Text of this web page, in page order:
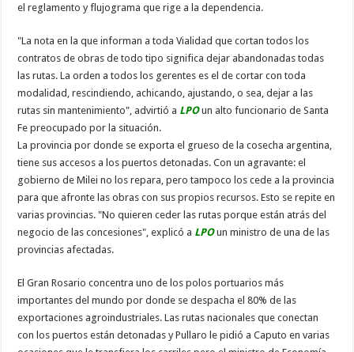
el reglamento y flujograma que rige a la dependencia.
"La nota en la que informan a toda Vialidad que cortan todos los
contratos de obras de todo tipo significa dejar abandonadas todas
las rutas. La orden a todos los gerentes es el de cortar con toda
modalidad, rescindiendo, achicando, ajustando, o sea, dejar a las
rutas sin mantenimiento", advirtió a LPOun alto funcionario de Santa
Fe preocupado por la situación.
La provincia por donde se exporta el grueso de la cosecha argentina,
tiene sus accesos a los puertos detonadas. Con un agravante: el
gobierno de Milei no los repara, pero tampoco los cede a la provincia
para que afronte las obras con sus propios recursos. Esto se repite en
varias provincias. "No quieren ceder las rutas porque están atrás del
negocio de las concesiones", explicó a LPO un ministro de una de las
provincias afectadas.
El Gran Rosario concentra uno de los polos portuarios más
importantes del mundo por donde se despacha el 80% de las
exportaciones agroindustriales. Las rutas nacionales que conectan
con los puertos están detonadas y Pullaro le pidió a Caputo en varias